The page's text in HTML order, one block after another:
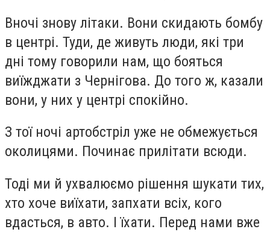
Вночі знову літаки. Вони скидають бомбу
в центрі. Туди, де живуть люди, які три
дні тому говорили нам, що бояться
виїжджати з Чернігова. До того ж, казали
вони, у них у центрі спокійно.
З тої ночі артобстріл уже не обмежується
околицями. Починає прилітати всюди.
Тоді ми й ухвалюємо рішення шукати тих,
хто хоче виїхати, запхати всіх, кого
вдасться, в авто. І їхати. Перед нами вже